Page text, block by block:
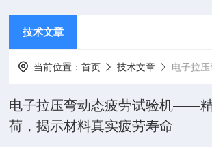
技术文章
当前位置：首页 技术文章 电子拉压弯动态疲劳试验
电子拉压弯动态疲劳试验机——
荷，揭示材料真实疲劳寿命